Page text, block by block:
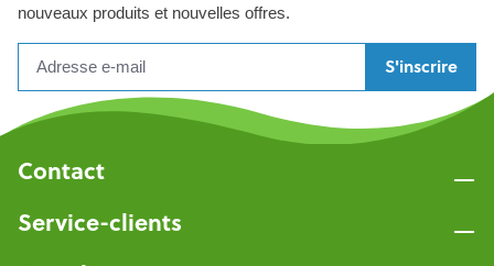
nouveaux produits et nouvelles offres.
S'inscrire
Contact
Service-clients